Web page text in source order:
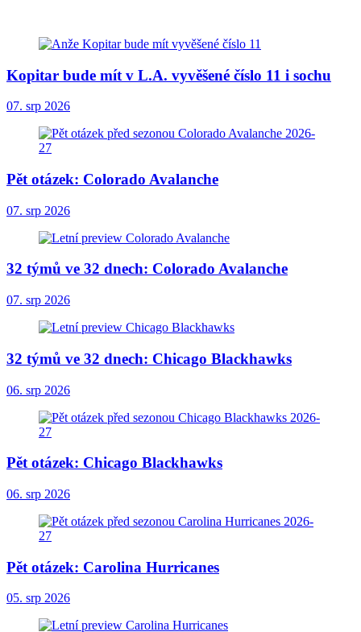
Kopitar bude mít v L.A. vyvěšené číslo 11 i sochu
07. srp 2026
Pět otázek: Colorado Avalanche
07. srp 2026
32 týmů ve 32 dnech: Colorado Avalanche
07. srp 2026
32 týmů ve 32 dnech: Chicago Blackhawks
06. srp 2026
Pět otázek: Chicago Blackhawks
06. srp 2026
Pět otázek: Carolina Hurricanes
05. srp 2026